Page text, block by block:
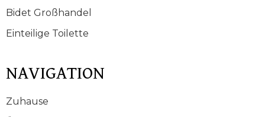
Bidet Großhandel
Einteilige Toilette
NAVIGATION
Zuhause